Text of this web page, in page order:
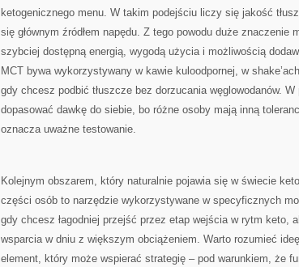
ketogenicznego menu. W takim podejściu liczy się jakość
się głównym źródłem napędu. Z tego powodu duże znaczenie
szybciej dostępną energią, wygodą użycia i możliwością
MCT bywa wykorzystywany w kawie kuloodpornej, w
gdy chcesz podbić tłuszcze bez dorzucania węglowodanów.
dopasować dawkę do siebie, bo różne osoby mają inną
oznacza uważne testowanie.
Kolejnym obszarem, który naturalnie pojawia się w świecie
części osób to narzędzie wykorzystywane w specyficznych
gdy chcesz łagodniej przejść przez etap wejścia w rytm keto,
wsparcia w dniu z większym obciążeniem. Warto rozumieć
element, który może wspierać strategię – pod warunkiem, że